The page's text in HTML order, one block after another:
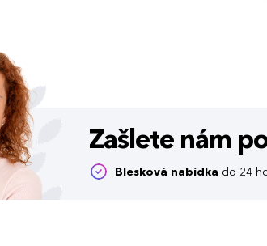
Zašlete nám
Blesková nabídka do 24